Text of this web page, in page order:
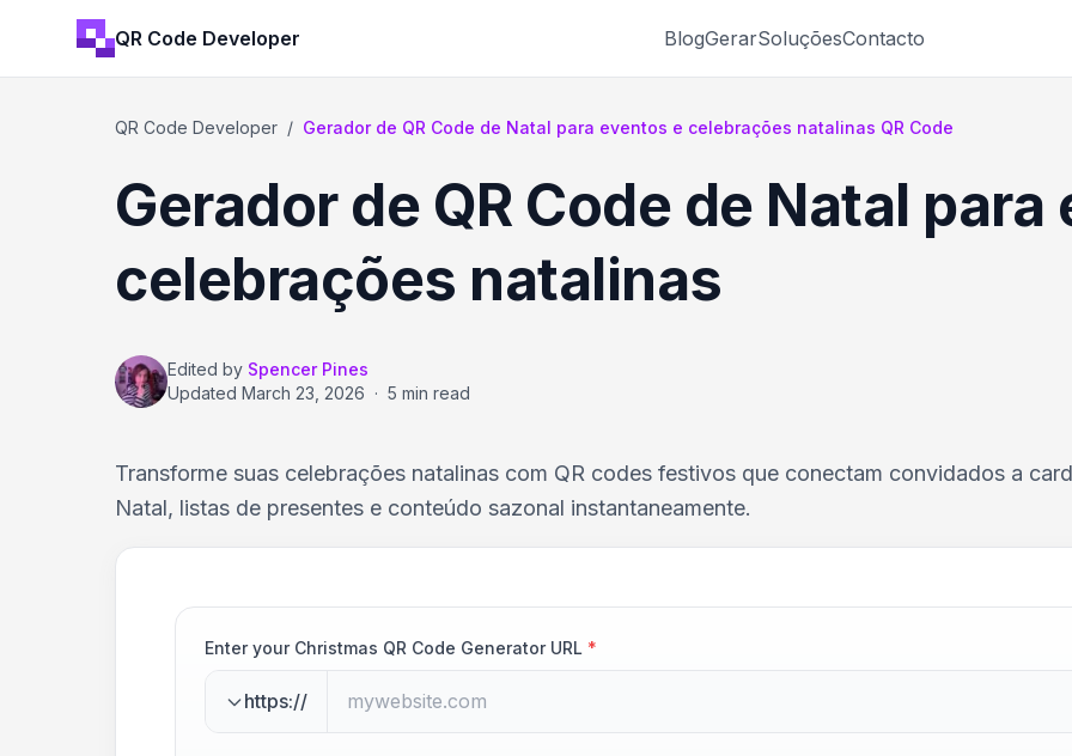
QR Code Developer BlogGerarSoluçõesContacto
QR Code Developer / Gerador de QR Code de Natal para eventos e celebrações natalinas QR Code
Gerador de QR Code de Natal
celebrações natalinas
Edited by Spencer Pines
Updated March 23, 2026 · 5 min read
Transforme suas celebrações natalinas com QR codes festivos que conectam convidados a
Natal, listas de presentes e conteúdo sazonal instantaneamente.
Enter your Christmas QR Code Generator URL *
https://